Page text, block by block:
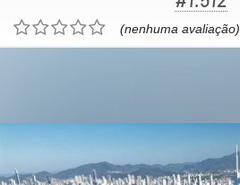
(nenhuma avaliação)